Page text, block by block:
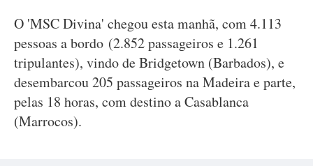
O 'MSC Divina' chegou esta manhã, com 4.113
pessoas a bordo (2.852 passageiros e 1.261
tripulantes), vindo de Bridgetown (Barbados), e
desembarcou 205 passageiros na Madeira e parte,
pelas 18 horas, com destino a Casablanca
(Marrocos).